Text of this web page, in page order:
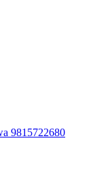
9815722680